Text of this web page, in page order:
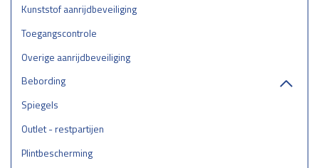
Kunststof aanrijdbeveiliging
Toegangscontrole
Overige aanrijdbeveiliging
Bebording
Spiegels
Outlet - restpartijen
Plintbescherming